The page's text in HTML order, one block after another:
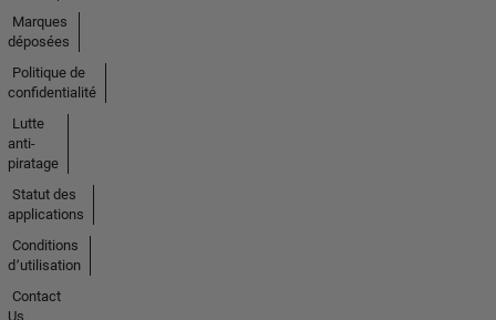
Marques
déposées
Politique de
confidentialité
Lutte
anti-
piratage
Statut des
applications
Conditions
d՚utilisation
Contact
Us